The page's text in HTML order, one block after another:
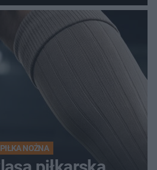
PIŁKA NOŻNA